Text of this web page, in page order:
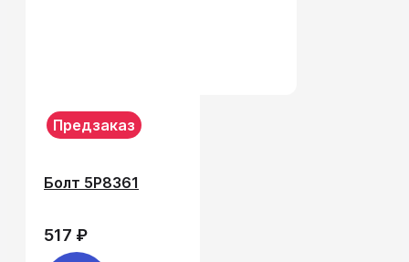
Предзаказ
Болт 5P8361
517 ₽